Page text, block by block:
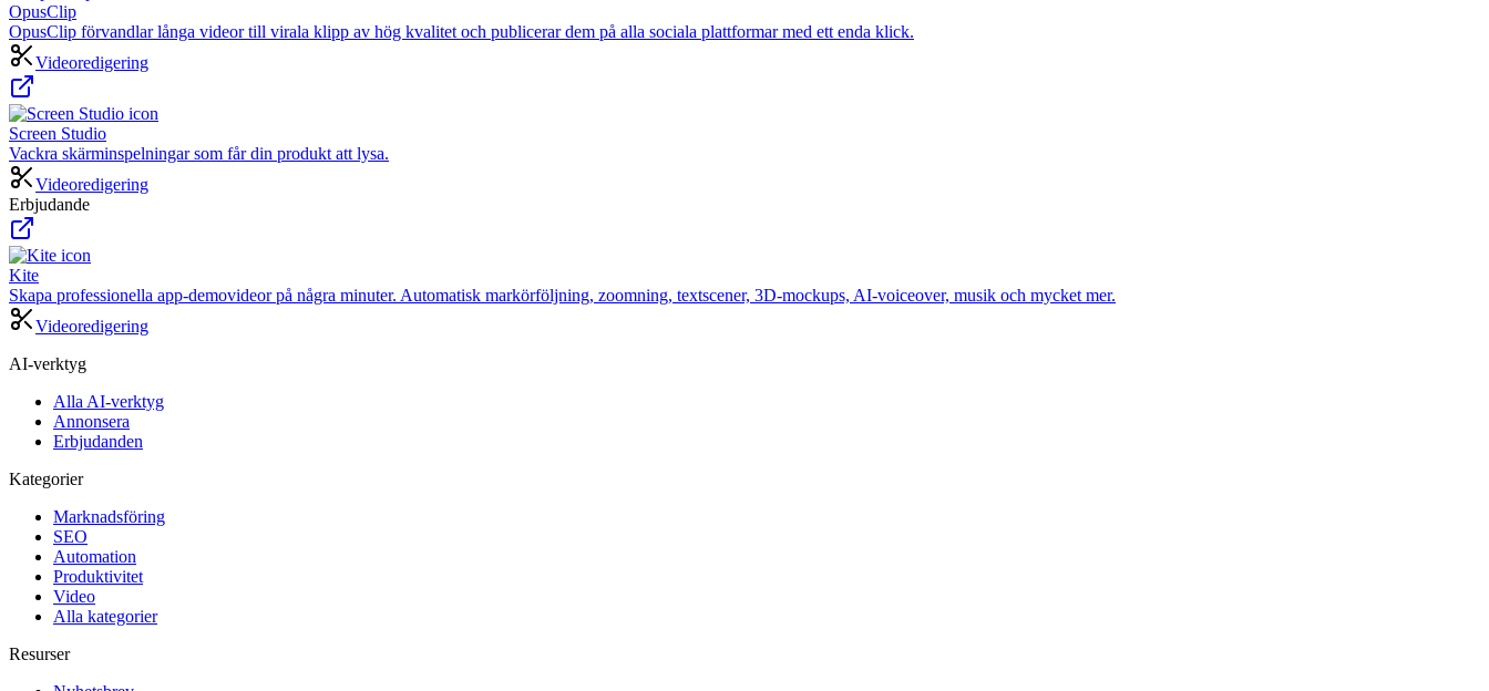
OpusClip
OpusClip förvandlar långa videor till virala klipp av hög kvalitet och publicerar dem på alla sociala plattformar med ett enda klick.
Videoredigering
Screen Studio
Vackra skärminspelningar som får din produkt att lysa.
Videoredigering
Erbjudande
Kite
Skapa professionella app-demovideor på några minuter. Automatisk markörföljning, zoomning, textscener, 3D-mockups, AI-voiceover, musik och mycket mer.
Videoredigering
AI-verktyg
Alla AI-verktyg
Annonsera
Erbjudanden
Kategorier
Marknadsföring
SEO
Automation
Produktivitet
Video
Alla kategorier
Resurser